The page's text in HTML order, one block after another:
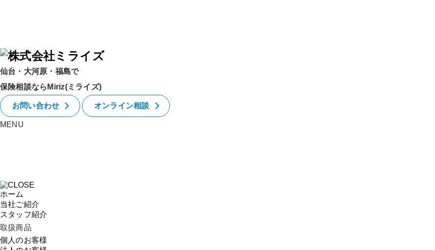
仙台・大河原・福島で
保険相談ならMiriz(ミライズ)
お問い合わせ オンライン相談
MENU
ホーム
当社ご紹介
スタッフ紹介
取扱商品
個人のお客様